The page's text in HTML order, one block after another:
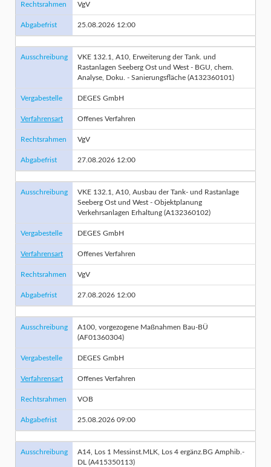
Rechtsrahmen VgV
Abgabefrist 25.08.2026 12:00
Ausschreibung
VKE 132.1, A10, Erweiterung der Tank. und
Rastanlagen Seeberg Ost und West - BGU, chem.
Analyse, Doku. - Sanierungsfläche (A132360101)
Vergabestelle DEGES GmbH
Verfahrensart Offenes Verfahren
Rechtsrahmen VgV
Abgabefrist 27.08.2026 12:00
Ausschreibung
VKE 132.1, A10, Ausbau der Tank- und Rastanlage
Seeberg Ost und West - Objektplanung
Verkehrsanlagen Erhaltung (A132360102)
Vergabestelle DEGES GmbH
Verfahrensart Offenes Verfahren
Rechtsrahmen VgV
Abgabefrist 27.08.2026 12:00
Ausschreibung
A100, vorgezogene Maßnahmen Bau-BÜ
(AF01360304)
Vergabestelle DEGES GmbH
Verfahrensart Offenes Verfahren
Rechtsrahmen VOB
Abgabefrist 25.08.2026 09:00
Ausschreibung
A14, Los 1 Messinst.MLK, Los 4 ergänz.BG Amphib.-
DL (A415350113)